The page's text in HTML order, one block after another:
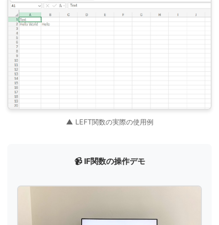
▲ LEFT関数の実際の使用例
📹 IF関数の操作デモ